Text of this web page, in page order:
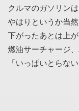
クルマのガソリンは
やはりというか当
下がったあとは上が
燃油サーチャージ
「いっぱいとらな